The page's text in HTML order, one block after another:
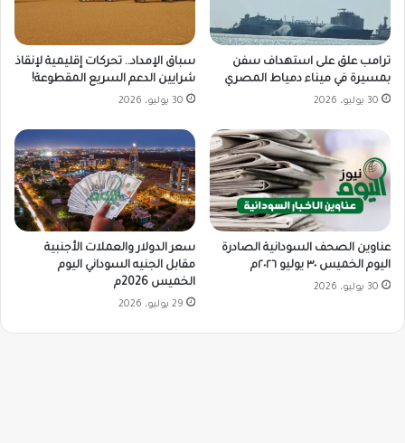
ترامب علق على استهداف سفن
بمسيرة في ميناء دمياط المصري
30 يوليو، 2026
سباق الإمداد.. تحركات إقليمية لإنقاذ
شرايين الدعم السريع المقطوعة!
30 يوليو، 2026
عناوين الصحف السودانية الصادرة
اليوم الخميس ٣٠ يوليو ٢٠٢٦م
30 يوليو، 2026
سعر الدولار والعملات الأجنبية
مقابل الجنيه السوداني اليوم
الخميس 2026م
29 يوليو، 2026